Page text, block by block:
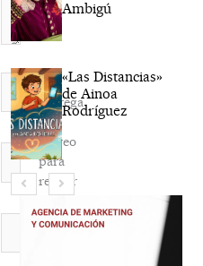
Nombre*
Correo
electrónico*
Agréga
mi
correo
para
recibir
la
newsletter
Ambigú
«Las Distancias»
de Ainoa
Rodríguez